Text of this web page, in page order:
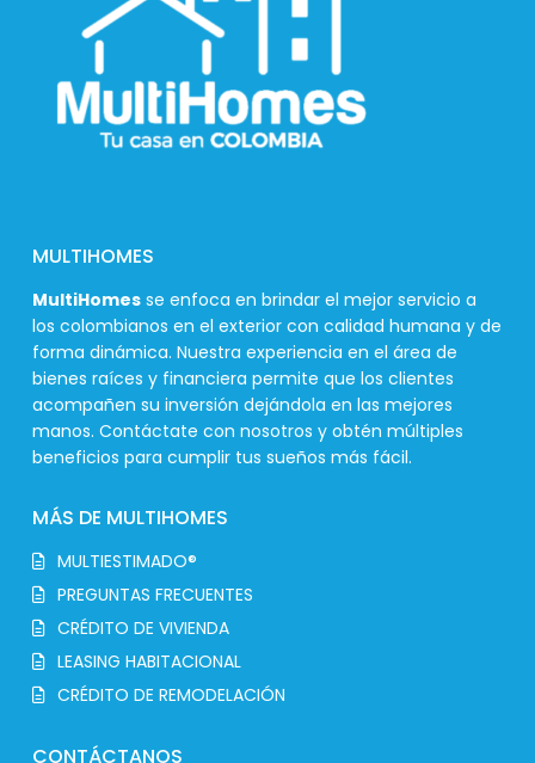
MULTIHOMES
MultiHomes se enfoca en brindar el mejor servicio a
los colombianos en el exterior con calidad humana y de
forma dinámica. Nuestra experiencia en el área de
bienes raíces y financiera permite que los clientes
acompañen su inversión dejándola en las mejores
manos. Contáctate con nosotros y obtén múltiples
beneficios para cumplir tus sueños más fácil.
MÁS DE MULTIHOMES
MULTIESTIMADO®
PREGUNTAS FRECUENTES
CRÉDITO DE VIVIENDA
LEASING HABITACIONAL
CRÉDITO DE REMODELACIÓN
CONTÁCTANOS